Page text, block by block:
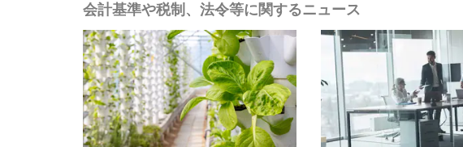
会計基準や税制、法令等に関するニュース